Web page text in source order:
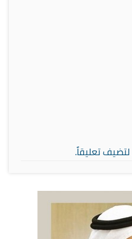
لتضيف تعليقاً.